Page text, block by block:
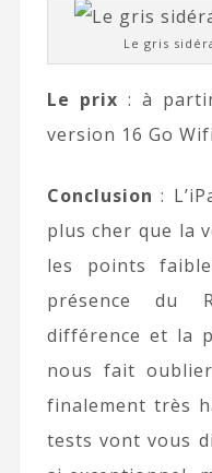
Le gris
Le prix : à
version 16 Go
Conclusion :
plus cher que la
les points
présence du
différence et la
nous fait
finalement très
tests vont vous